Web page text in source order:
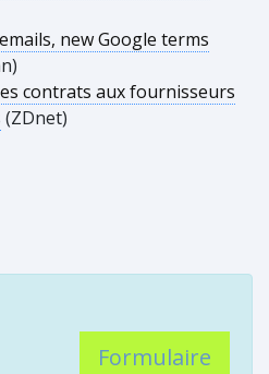
new Google terms
contrats aux fournisseurs
(ZDnet)
Formulaire